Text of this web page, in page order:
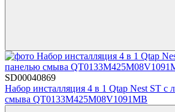
SD00040869
Набор инсталляция 4 в 1 Qtap Nest ST с
смыва QT0133M425M08V1091MB